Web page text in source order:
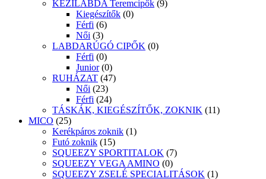
KÉZILABDA Teremcipők (9)
Kiegészítők (0)
Férfi (6)
Női (3)
LABDARÚGÓ CIPŐK (0)
Férfi (0)
Junior (0)
RUHÁZAT (47)
Női (23)
Férfi (24)
TÁSKÁK, KIEGÉSZÍTŐK, ZOKNIK (11)
MICO (25)
Kerékpáros zoknik (1)
Futó zoknik (15)
SQUEEZY SPORTITALOK (7)
SQUEEZY VEGA AMINO (0)
SQUEEZY ZSELÉ SPECIALITÁSOK (1)